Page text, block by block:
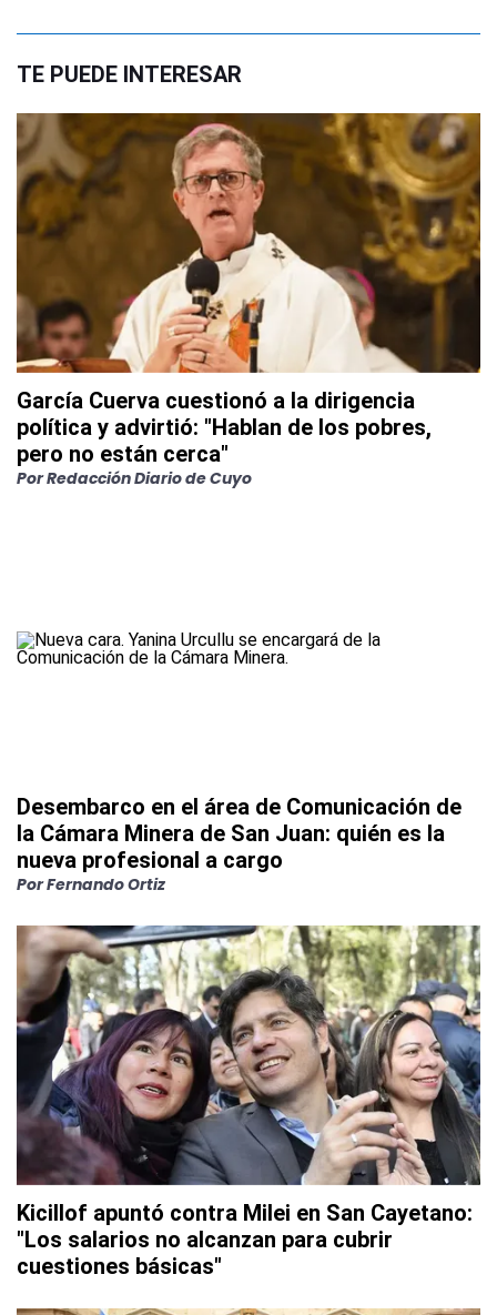
TE PUEDE INTERESAR
García Cuerva cuestionó a la dirigencia
política y advirtió: "Hablan de los pobres,
pero no están cerca"
PorRedacción Diario de Cuyo
Desembarco en el área de Comunicación de
la Cámara Minera de San Juan: quién es la
nueva profesional a cargo
PorFernando Ortiz
Kicillof apuntó contra Milei en San Cayetano:
"Los salarios no alcanzan para cubrir
cuestiones básicas"